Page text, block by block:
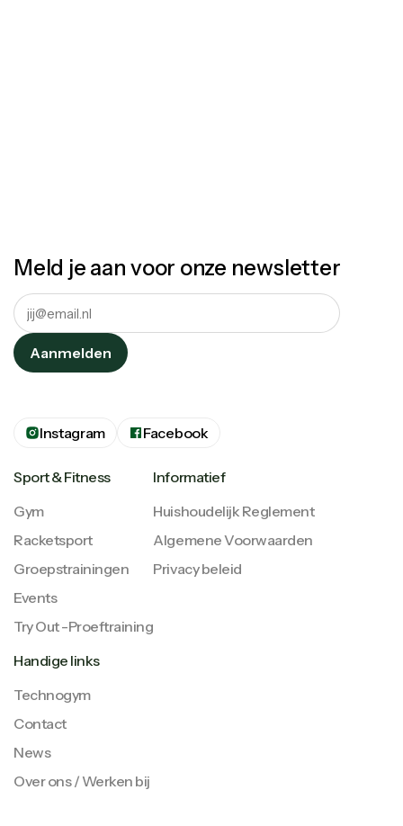
Meld je aan voor onze newsletter
Instagram Facebook
Sport & Fitness
Gym
Racketsport
Groepstrainingen
Events
Try Out -Proeftraining
Informatief
Huishoudelijk Reglement
Algemene Voorwaarden
Privacy beleid
Handige links
Technogym
Contact
News
Over ons / Werken bij